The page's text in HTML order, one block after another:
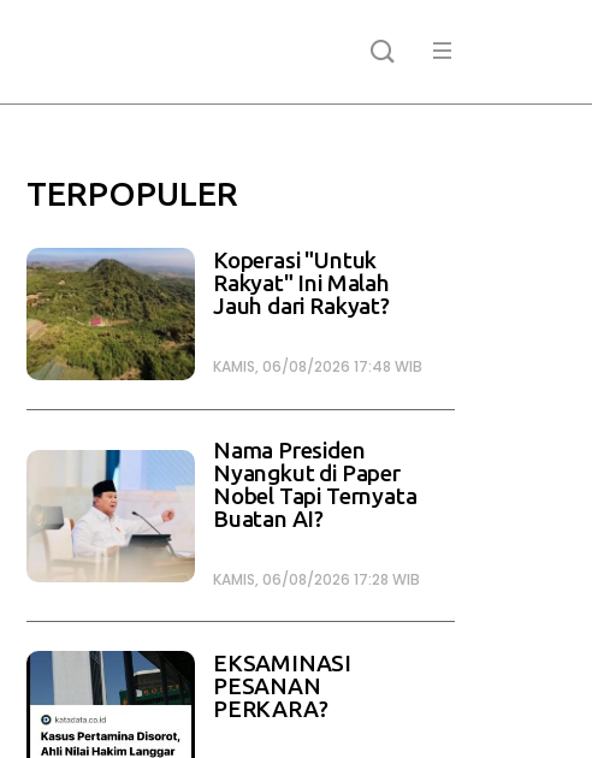
TERPOPULER
Koperasi "Untuk
Rakyat" Ini Malah
Jauh dari Rakyat?
KAMIS, 06/08/2026 17:48 WIB
Nama Presiden
Nyangkut di Paper
Nobel Tapi Ternyata
Buatan AI?
KAMIS, 06/08/2026 17:28 WIB
EKSAMINASI
PESANAN
PERKARA?